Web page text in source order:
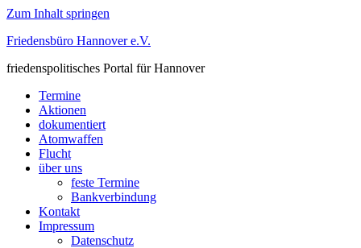
Zum Inhalt springen
Friedensbüro Hannover e.V.
friedenspolitisches Portal für Hannover
Termine
Aktionen
dokumentiert
Atomwaffen
Flucht
über uns
feste Termine
Bankverbindung
Kontakt
Impressum
Datenschutz